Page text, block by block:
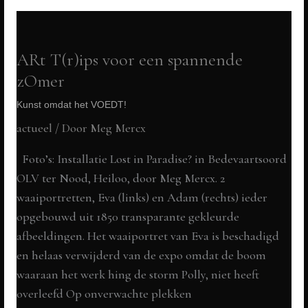
Moederlandse
intrigerende
vrouwen
uit
Nijmegen,
DRAW
september
ARt T(r)ips voor een spannende
zOmer
Kunst omdat het VOEDT!
actueel / Door Meg Mercx
Foto’s: Installatie Lost in Paradise? in Bedevaartsoord
OLV ter Nood, Heiloo, door Meg Mercx. 2
waaiportretten, Eva (links) en Adam (rechts) ieder
opgebouwd uit 1850 transparante gekleurde
afbeeldingen. Het waaiportret van Eva is beschadigd
en helaas verwijderd van de expo omdat de boom
waaraan het werk hing de storm Polly, niet heeft
overleefd Op onverwachte plekken